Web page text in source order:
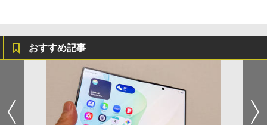
おすすめ記事